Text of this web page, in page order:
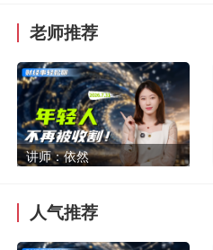
老师推荐
讲师：依然
人气推荐